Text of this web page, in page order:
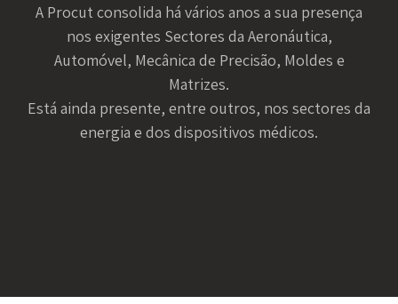
A Procut consolida há vários anos a sua presença
nos exigentes Sectores da Aeronáutica,
Automóvel, Mecânica de Precisão, Moldes e
Matrizes.
Está ainda presente, entre outros, nos sectores da
energia e dos dispositivos médicos.